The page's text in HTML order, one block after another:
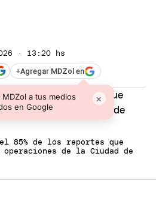
· 13:20 hs
+Agregar MDZol en
MDZol a tus medios
en Google
×
85% de los reportes que
de la Ciudad de